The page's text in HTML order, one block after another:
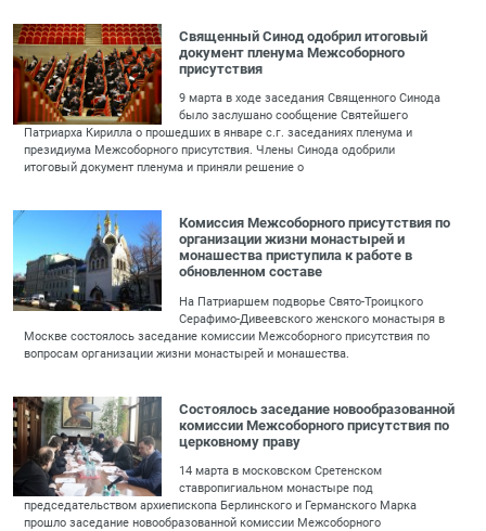
Священный Синод одобрил итоговый
документ пленума Межсоборного
присутствия
9 марта в ходе заседания Священного Синода
было заслушано сообщение Святейшего
Патриарха Кирилла о прошедших в январе с.г. заседаниях пленума и
президиума Межсоборного присутствия. Члены Синода одобрили
итоговый документ пленума и приняли решение о
Комиссия Межсоборного присутствия по
организации жизни монастырей и
монашества приступила к работе в
обновленном составе
На Патриаршем подворье Свято-Троицкого
Серафимо-Дивеевского женского монастыря в
Москве состоялось заседание комиссии Межсоборного присутствия по
вопросам организации жизни монастырей и монашества.
Состоялось заседание новообразованной
комиссии Межсоборного присутствия по
церковному праву
14 марта в московском Сретенском
ставропигиальном монастыре под
председательством архиепископа Берлинского и Германского Марка
прошло заседание новообразованной комиссии Межсоборного